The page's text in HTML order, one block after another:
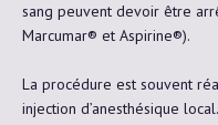
sang peuvent devoir être
Marcumar® et Aspirine®).
La procédure est souvent
injection d’anesthésique